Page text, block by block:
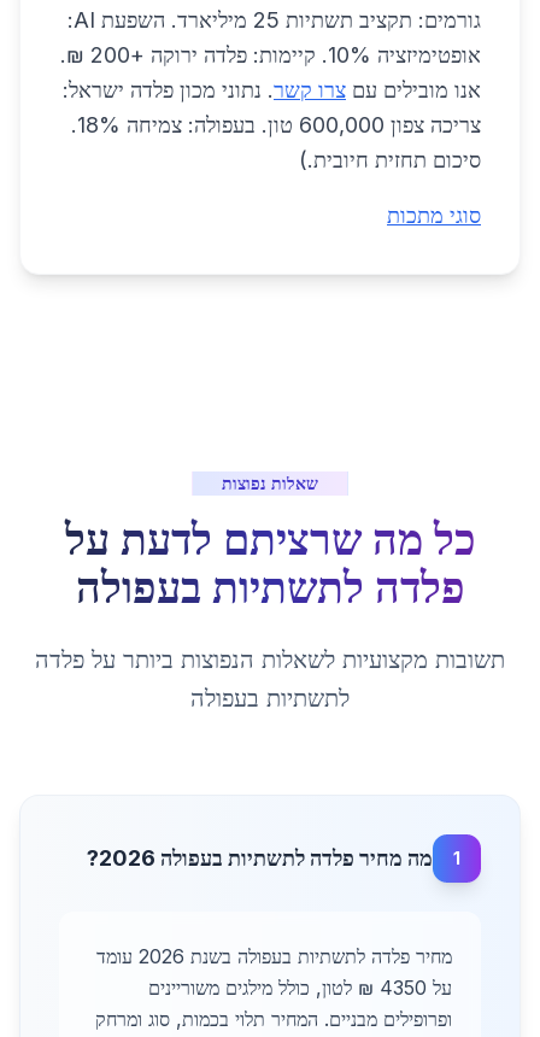
גורמים: תקציב תשתיות 25 מיליארד. השפעת AI:
אופטימיזציה 10%. קיימות: פלדה ירוקה +200 ₪.
אנו מובילים עם צרו קשר. נתוני מכון פלדה ישראל:
צריכה צפון 600,000 טון. בעפולה: צמיחה 18%.
סיכום תחזית חיובית.)
סוגי מתכות
שאלות נפוצות
כל מה שרציתם לדעת על
פלדה לתשתיות בעפולה
תשובות מקצועיות לשאלות הנפוצות ביותר על פלדה
לתשתיות בעפולה
1 מה מחיר פלדה לתשתיות בעפולה 2026?
מחיר פלדה לתשתיות בעפולה בשנת 2026 עומד
על 4350 ₪ לטון, כולל מילגים משוריינים
ופרופילים מבניים. המחיר תלוי בכמות, סוג ומרחק